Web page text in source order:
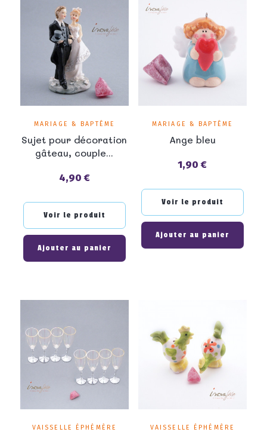
MARIAGE & BAPTÊME
Sujet pour décoration
gâteau, couple...
Prix
4,90 €
Voir le produit
Ajouter au panier
MARIAGE & BAPTÊME
Ange bleu
Prix
1,90 €
Voir le produit
Ajouter au panier
VAISSELLE ÉPHÉMÈRE VAISSELLE ÉPHÉMÈRE